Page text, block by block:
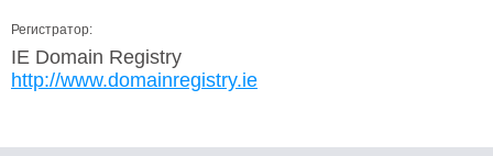
Регистратор:
IE Domain Registry
http://www.domainregistry.ie